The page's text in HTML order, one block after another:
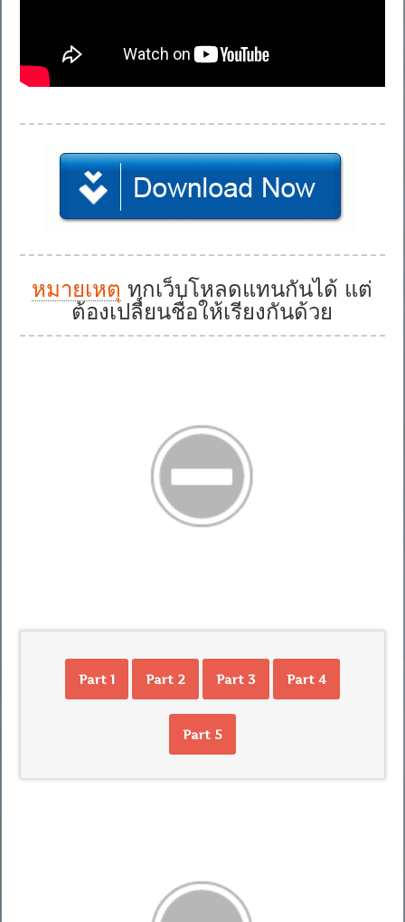
หมายเหตุ ทุกเว็บโหลดแทนกันได้ แต่
ต้องเปลี่ยนชื่อให้เรียงกันด้วย
Part 1 Part 2 Part 3 Part 4
Part 5